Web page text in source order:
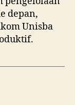
depan,
Unisba